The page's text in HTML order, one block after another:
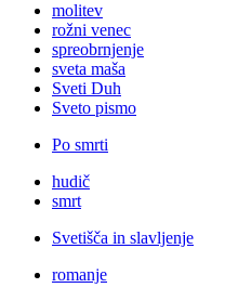
molitev
rožni venec
spreobrnjenje
sveta maša
Sveti Duh
Sveto pismo
Po smrti
hudič
smrt
Svetišča in slavljenje
romanje